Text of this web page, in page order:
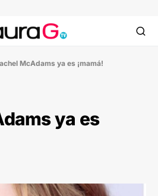
McAdams ya es ¡mamá!
ya es